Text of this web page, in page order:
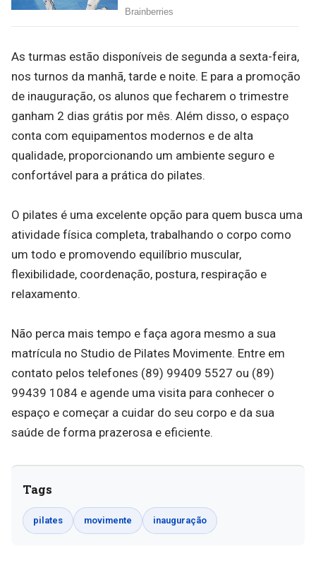
As turmas estão disponíveis de segunda a sexta-feira,
nos turnos da manhã, tarde e noite. E para a promoção
de inauguração, os alunos que fecharem o trimestre
ganham 2 dias grátis por mês. Além disso, o espaço
conta com equipamentos modernos e de alta
qualidade, proporcionando um ambiente seguro e
confortável para a prática do pilates.
O pilates é uma excelente opção para quem busca uma
atividade física completa, trabalhando o corpo como
um todo e promovendo equilíbrio muscular,
flexibilidade, coordenação, postura, respiração e
relaxamento.
Não perca mais tempo e faça agora mesmo a sua
matrícula no Studio de Pilates Movimente. Entre em
contato pelos telefones (89) 99409 5527 ou (89)
99439 1084 e agende uma visita para conhecer o
espaço e começar a cuidar do seu corpo e da sua
saúde de forma prazerosa e eficiente.
Tags
pilates movimente inauguração